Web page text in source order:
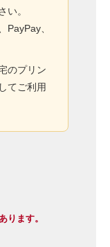
い。
PayPay、
のプリン
てご利用
ります。